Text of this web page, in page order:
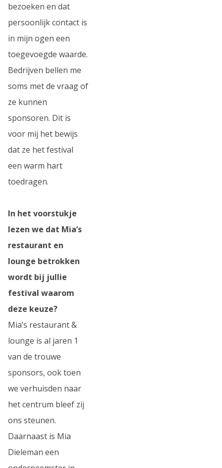
bezoeken en dat
persoonlijk contact is
in mijn ogen een
toegevoegde waarde.
Bedrijven bellen me
soms met de vraag of
ze kunnen
sponsoren. Dit is
voor mij het bewijs
dat ze het festival
een warm hart
toedragen.
In het voorstukje
lezen we dat Mia’s
restaurant en
lounge betrokken
wordt bij jullie
festival waarom
deze keuze?
Mia’s restaurant &
lounge is al jaren 1
van de trouwe
sponsors, ook toen
we verhuisden naar
het centrum bleef zij
ons steunen.
Daarnaast is Mia
Dieleman een